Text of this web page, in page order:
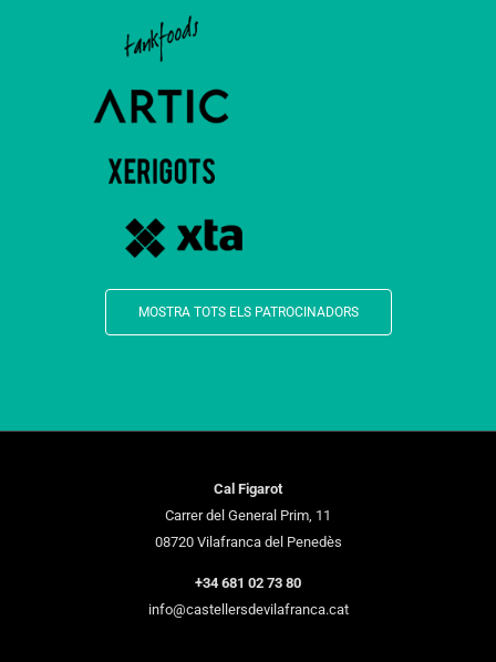
MOSTRA TOTS ELS PATROCINADORS
Cal Figarot
Carrer del General Prim, 11
08720 Vilafranca del Penedès
+34 681 02 73 80
info@castellersdevilafranca.cat